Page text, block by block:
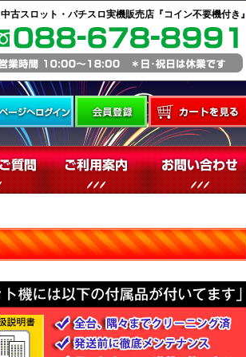
中古スロット・パチスロ実機販売店『コイン不要機付き』